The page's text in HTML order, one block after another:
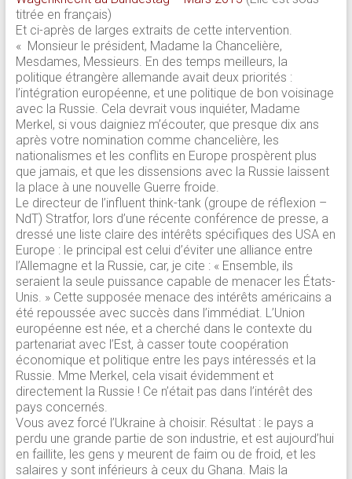
titrée en français)
Et ci-après de larges extraits de cette intervention.​
« Monsieur le président, Madame la Chancelière,
Mesdames, Messieurs. En des temps meilleurs, la
politique étrangère allemande avait deux priorités :
l’intégration européenne, et une politique de bon voisinage
avec la Russie. Cela devrait vous inquiéter, Madame
Merkel, si vous daigniez m’écouter, que presque dix ans
après votre nomination comme chancelière, les
nationalismes et les conflits en Europe prospèrent plus
que jamais, et que les dissensions avec la Russie laissent
la place à une nouvelle Guerre froide.
Le directeur de l’influent think-tank (groupe de réflexion –
NdT) Stratfor, lors d’une récente conférence de presse, a
dressé une liste claire des intérêts spécifiques des USA en
Europe : le principal est celui d’éviter une alliance entre
l’Allemagne et la Russie, car, je cite : « Ensemble, ils
seraient la seule puissance capable de menacer les États-
Unis. » Cette supposée menace des intérêts américains a
été repoussée avec succès dans l’immédiat. L’Union
européenne est née, et a cherché dans le contexte du
partenariat avec l’Est, à casser toute coopération
économique et politique entre les pays intéressés et la
Russie. Mme Merkel, cela visait évidemment et
directement la Russie ! Ce n’était pas dans l’intérêt des
pays concernés.
Vous avez forcé l’Ukraine à choisir. Résultat : le pays a
perdu une grande partie de son industrie, et est aujourd’hui
en faillite, les gens y meurent de faim ou de froid, et les
salaires y sont inférieurs à ceux du Ghana. Mais la